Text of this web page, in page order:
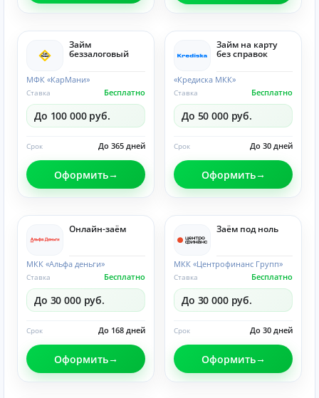
Займ
беззалоговый
МФК «КарМани»
Бесплатно
Ставка
До 100 000 руб.
До 365 дней
Срок
Оформить
Займ на карту
без справок
«Кредиска МКК»
Бесплатно
Ставка
До 50 000 руб.
До 30 дней
Срок
Оформить
Онлайн-заём
МКК «Альфа деньги»
Бесплатно
Ставка
До 30 000 руб.
До 168 дней
Срок
Оформить
Заём под ноль
МКК «Центрофинанс Групп»
Бесплатно
Ставка
До 30 000 руб.
До 30 дней
Срок
Оформить